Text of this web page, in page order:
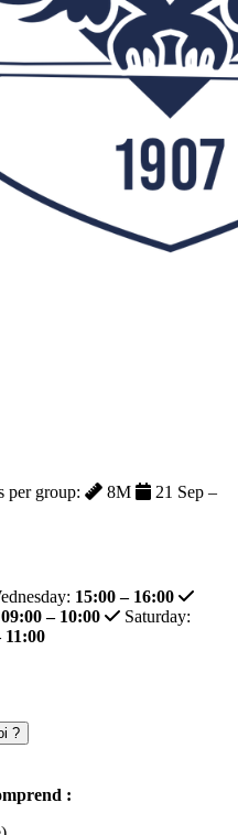
per group: 8M
21 Sep –
15:00 – 16:00
09:00 – 10:00
Saturday:
11:00
?
: